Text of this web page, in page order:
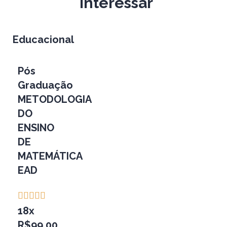
Educacional
Pós
Graduação
METODOLOGIA
DO
ENSINO
DE
MATEMÁTICA
EAD
    
18x